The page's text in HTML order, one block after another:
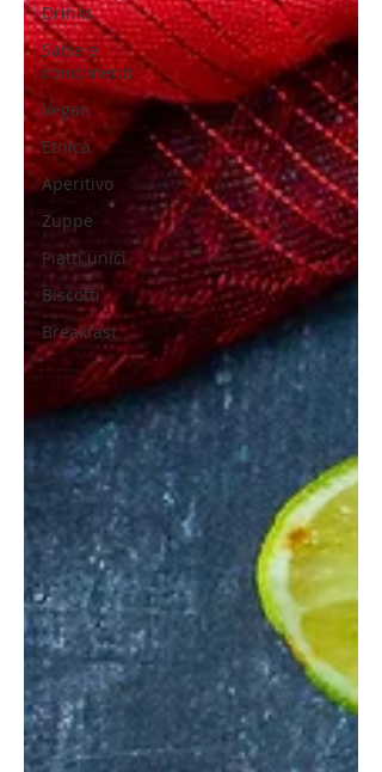
Drinks
Salse e
condimenti
Vegan
Etnica
Aperitivo
Zuppe
Piatti unici
Biscotti
Breakfast